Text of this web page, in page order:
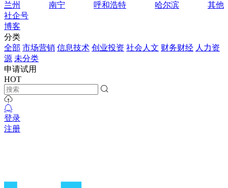
兰州
南宁 呼和浩特 哈尔滨
其他
社企号
博客
分类
全部 市场营销 信息技术 创业投资 社会人文 财务财经 人力资
源 未分类
申请试用
HOT
登录
注册